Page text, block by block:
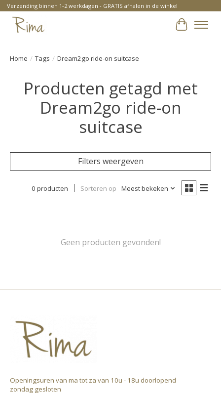
Verzending binnen 1-2 werkdagen - GRATIS afhalen in de winkel
Home / Tags / Dream2go ride-on suitcase
Producten getagd met
Dream2go ride-on
suitcase
Filters weergeven
0 producten Sorteren op Meest bekeken
Geen producten gevonden!
Openingsuren van ma tot za van 10u - 18u doorlopend ​
zondag gesloten